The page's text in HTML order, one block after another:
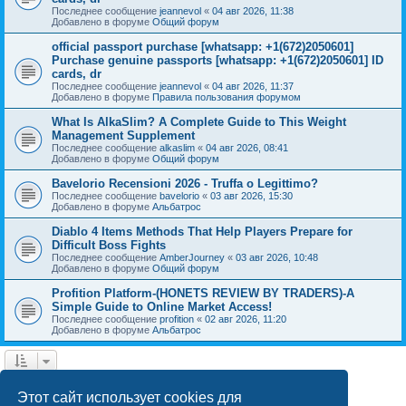
Этот сайт использует cookies для
Последнее сообщение jeannevol « 04 авг 2026, 11:38
Добавлено в форуме Общий форум
official passport purchase [whatsapp: +1(672)2050601]
Purchase genuine passports [whatsapp: +1(672)2050601] ID
cards, dr
Последнее сообщение jeannevol « 04 авг 2026, 11:37
Добавлено в форуме Правила пользования форумом
What Is AlkaSlim? A Complete Guide to This Weight
Management Supplement
Последнее сообщение alkaslim « 04 авг 2026, 08:41
Добавлено в форуме Общий форум
Bavelorio Recensioni 2026 - Truffa o Legittimo?
Последнее сообщение bavelorio « 03 авг 2026, 15:30
Добавлено в форуме Альбатрос
Diablo 4 Items Methods That Help Players Prepare for
Difficult Boss Fights
Последнее сообщение AmberJourney « 03 авг 2026, 10:48
Добавлено в форуме Общий форум
Profition Platform-(HONETS REVIEW BY TRADERS)-A
Simple Guide to Online Market Access!
Последнее сообщение profition « 02 авг 2026, 11:20
Добавлено в форуме Альбатрос